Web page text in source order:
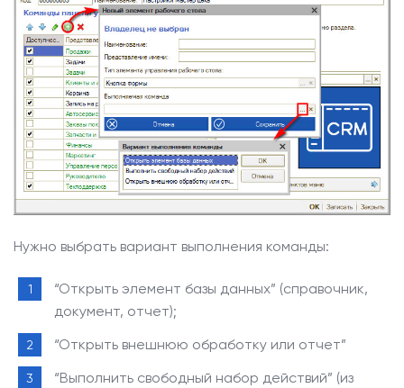
Нужно выбрать вариант выполнения команды:
“Открыть элемент базы данных” (справочник,
документ, отчет);
“Открыть внешнюю обработку или отчет”
“Выполнить свободный набор действий” (из